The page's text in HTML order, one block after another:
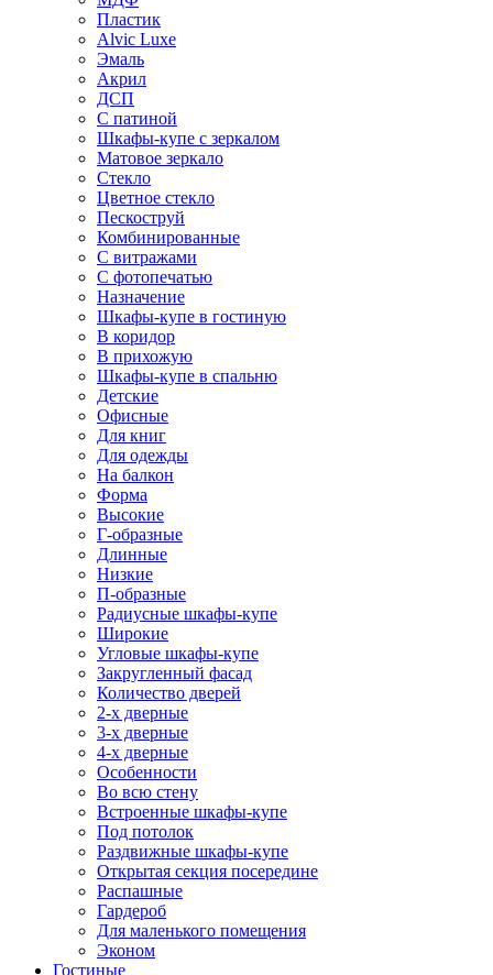
Пластик
Alvic Luxe
Эмаль
Акрил
ДСП
С патиной
Шкафы-купе с зеркалом
Матовое зеркало
Стекло
Цветное стекло
Пескоструй
Комбинированные
С витражами
С фотопечатью
Назначение
Шкафы-купе в гостиную
В коридор
В прихожую
Шкафы-купе в спальню
Детские
Офисные
Для книг
Для одежды
На балкон
Форма
Высокие
Г-образные
Длинные
Низкие
П-образные
Радиусные шкафы-купе
Широкие
Угловые шкафы-купе
Закругленный фасад
Количество дверей
2-х дверные
3-х дверные
4-х дверные
Особенности
Во всю стену
Встроенные шкафы-купе
Под потолок
Раздвижные шкафы-купе
Открытая секция посередине
Распашные
Гардероб
Для маленького помещения
Эконом
Гостиные